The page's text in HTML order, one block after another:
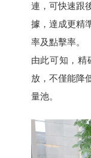
連，可快速跟
據，達成更精
率及點擊率。
由此可知，精
放，不僅能降
量池。